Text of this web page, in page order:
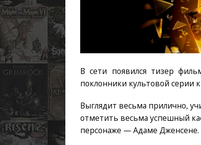
В сети появился тизер
поклонники культовой серии
Выглядит весьма прилично,
отметить весьма успешный
персонаже — Адаме Дженсене.